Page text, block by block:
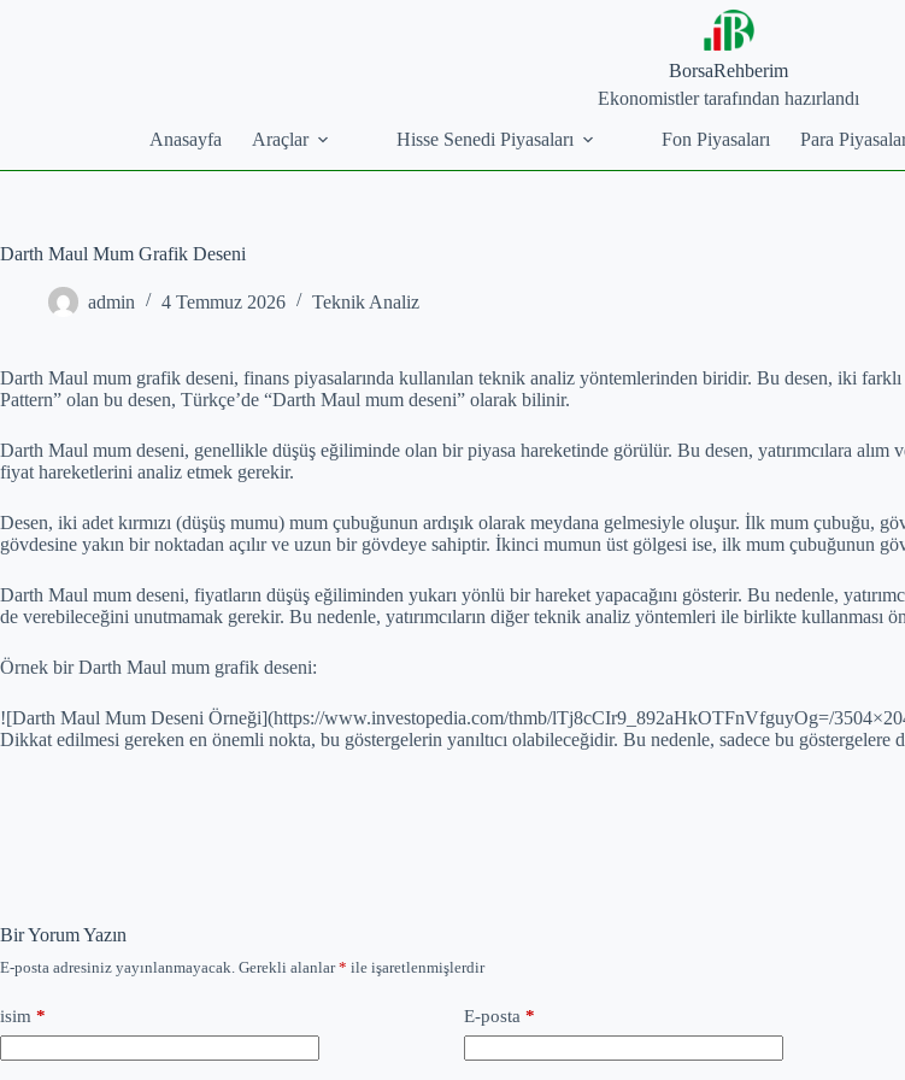
BorsaRehberim
Ekonomistler tarafından hazırlandı
Anasayfa
Araçlar Hisse Senedi Piyasaları Fon Piyasaları Para
Darth Maul Mum Grafik Deseni
admin 4 Temmuz 2026 Teknik Analiz
Darth Maul mum grafik deseni, finans piyasalarında kullanılan teknik analiz yöntemlerinden biridir. Bu desen, iki
Pattern” olan bu desen, Türkçe’de “Darth Maul mum deseni” olarak bilinir.
Darth Maul mum deseni, genellikle düşüş eğiliminde olan bir piyasa hareketinde görülür. Bu desen, yatırımcılara
fiyat hareketlerini analiz etmek gerekir.
Desen, iki adet kırmızı (düşüş mumu) mum çubuğunun ardışık olarak meydana gelmesiyle oluşur. İlk mum çubuğu,
gövdesine yakın bir noktadan açılır ve uzun bir gövdeye sahiptir. İkinci mumun üst gölgesi ise, ilk mum çubuğunun
Darth Maul mum deseni, fiyatların düşüş eğiliminden yukarı yönlü bir hareket yapacağını gösterir. Bu nedenle,
de verebileceğini unutmamak gerekir. Bu nedenle, yatırımcıların diğer teknik analiz yöntemleri ile birlikte kullanması
Örnek bir Darth Maul mum grafik deseni:
![Darth Maul Mum Deseni Örneği](https://www.investopedia.com/thmb/lTj8cCIr9_892aHkOTFnVfguyOg=/
Dikkat edilmesi gereken en önemli nokta, bu göstergelerin yanıltıcı olabileceğidir. Bu nedenle, sadece bu
Bir Yorum Yazın
E-posta adresiniz yayınlanmayacak. Gerekli alanlar* ile işaretlenmişlerdir
isim * E-posta *